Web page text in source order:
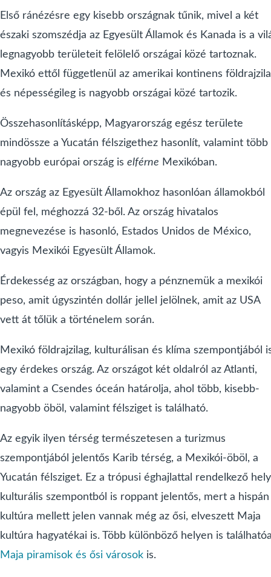
Első ránézésre egy kisebb országnak tűnik, mivel a két
északi szomszédja az Egyesült Államok és Kanada is a
legnagyobb területeit felölelő országai közé tartoznak.
Mexikó ettől függetlenül az amerikai kontinens
és népességileg is nagyobb országai közé tartozik.
Összehasonlításképp, Magyarország egész területe
mindössze a Yucatán félszigethez hasonlít, valamint több
nagyobb európai ország is elférne Mexikóban.
Az ország az Egyesült Államokhoz hasonlóan államokból
épül fel, méghozzá 32-ből. Az ország hivatalos
megnevezése is hasonló, Estados Unidos de México,
vagyis Mexikói Egyesült Államok.
Érdekesség az országban, hogy a pénznemük a mexikói
peso, amit úgyszintén dollár jellel jelölnek, amit az USA
vett át tőlük a történelem során.
Mexikó földrajzilag, kulturálisan és klíma szempontjából
egy érdekes ország. Az országot két oldalról az Atlanti,
valamint a Csendes óceán határolja, ahol több, kisebb-
nagyobb öböl, valamint félsziget is található.
Az egyik ilyen térség természetesen a turizmus
szempontjából jelentős Karib térség, a Mexikói-öböl, a
Yucatán félsziget. Ez a trópusi éghajlattal rendelkező hely
kulturális szempontból is roppant jelentős, mert a hispán
kultúra mellett jelen vannak még az ősi, elveszett Maja
kultúra hagyatékai is. Több különböző helyen is
Maja piramisok és ősi városok is.